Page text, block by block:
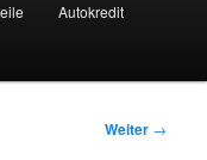
Autokredit
Weiter →